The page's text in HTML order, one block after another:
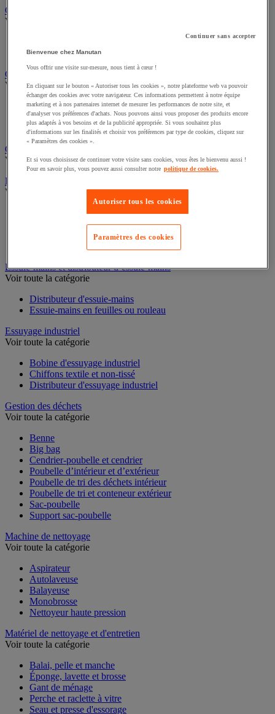
Chariot à linge et armoire à linge
Chariot à linge
Sac à linge et accessoires
Chariot de nettoyage
Voir toute la catégorie
Accessoires pour chariot de nettoyage
Chariot de lavage
Chariot de ménage
Cireuse à chaussures
Voir toute la catégorie
Équipement sanitaires, douche et salle de bain
Cloison et cabine pour sanitaires
Équipement douche
Essuie-mains et distributeur d’essuie-mains
Distributeur d'essuie-mains
Essuyage industriel
Bobine d'essuyage industriel
Chiffons textile et non-tissé
Gestion des déchets
Benne
Big bag
Cendrier-poubelle et cendrier
Poubelle d’intérieur et d’extérieur
Poubelle de tri des déchets intérieur
Poubelle de tri et conteneur extérieur
Sac-poubelle
Machine de nettoyage
Aspirateur
Autolaveuse
Balayeuse
Monobrosse
Matériel de nettoyage et d'entretien
Balai, pelle et manche
Éponge, lavette et brosse
Gant de ménage
Perche et raclette à vitre
Continuer sans accepter
Bienvenue chez Manutan
Vous offrir une visite sur-mesure, nous tient à cœur !
En cliquant sur le bouton « Autoriser tous les cookies », notre plateforme web va pouvoir
échanger des cookies avec votre navigateur. Ces informations permettent à notre équipe
marketing et à nos partenaires internet de mesurer les performances de notre site, et
d'analyser vos préférences d'achats. Nous pouvons ainsi vous proposer des produits encore
plus adaptés à vos besoins et de la publicité appropriée. Si vous souhaitez plus
d'informations sur les finalités et choisir vos préférences par type de cookies, cliquez sur
« Paramètres des cookies ».
Et si vous choisissez de continuer votre visite sans cookies, vous êtes le bienvenu aussi !
Pour en savoir plus, vous pouvez aussi consulter notre politique de cookies.
Autoriser tous les cookies
Paramètres des cookies